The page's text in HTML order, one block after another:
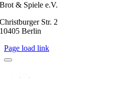
Brot & Spiele e.V.
Christburger Str. 2
10405 Berlin
Page load link